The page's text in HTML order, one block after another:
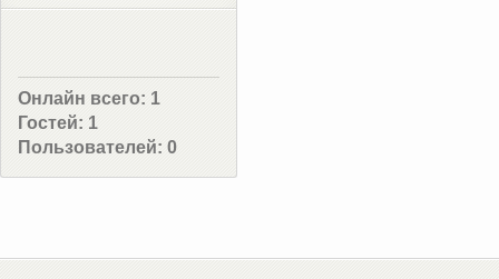
Онлайн всего: 1
Гостей: 1
Пользователей: 0